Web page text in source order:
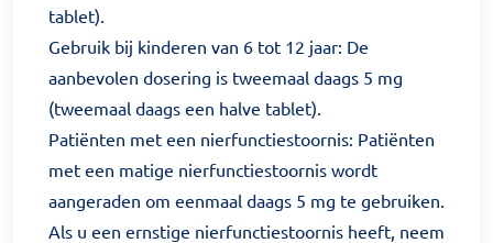
tablet).
Gebruik bij kinderen van 6 tot 12 jaar: De
aanbevolen dosering is tweemaal daags 5 mg
(tweemaal daags een halve tablet).
Patiënten met een nierfunctiestoornis: Patiënten
met een matige nierfunctiestoornis wordt
aangeraden om eenmaal daags 5 mg te gebruiken.
Als u een ernstige nierfunctiestoornis heeft, neem